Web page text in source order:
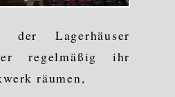
der Lagerhäuser
regelmäßig ihr
räumen,